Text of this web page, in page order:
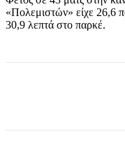
«Πολεμιστών» είχε 26,6
30,9 λεπτά στο παρκέ.